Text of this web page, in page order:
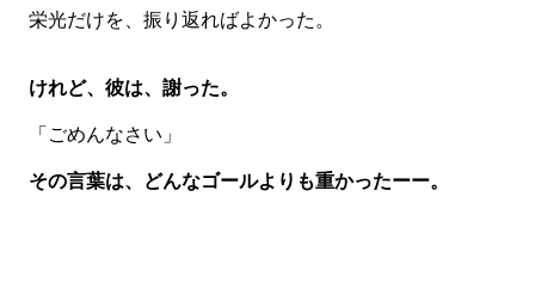
栄光だけを、振り返ればよかった。
けれど、彼は、謝った。
「ごめんなさい」
その言葉は、どんなゴールよりも重かったーー。